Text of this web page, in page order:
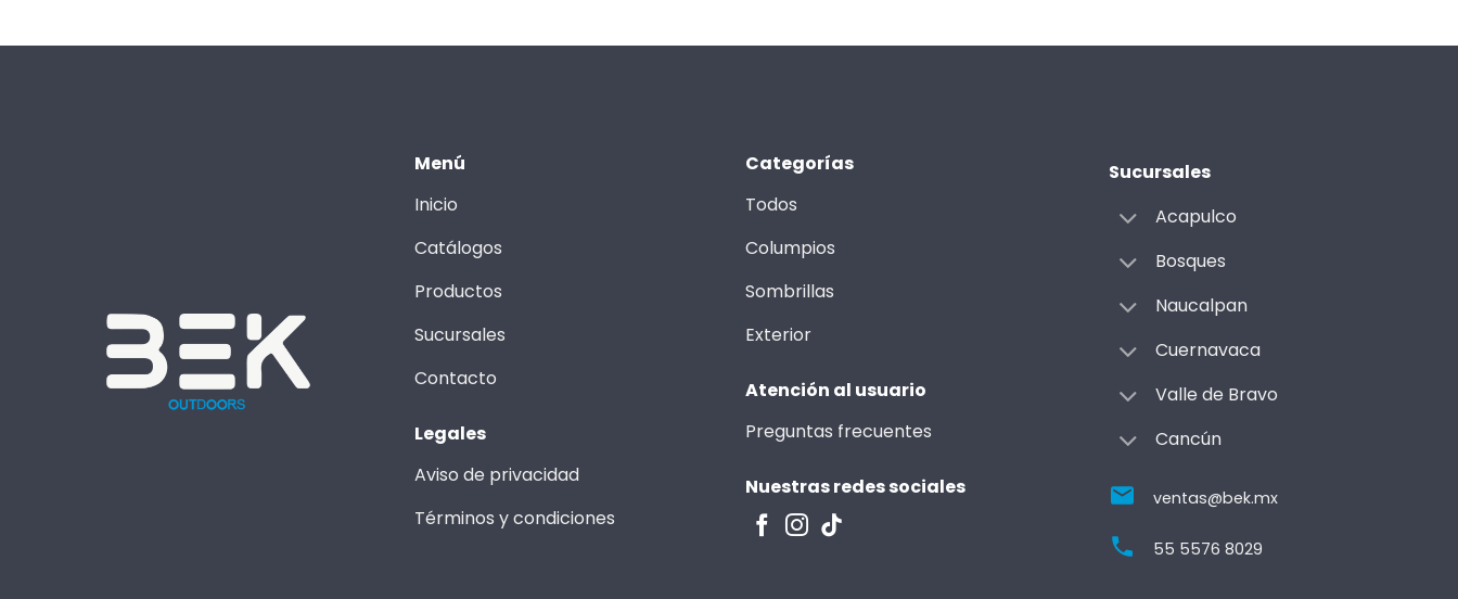
Menú
Inicio
Catálogos
Productos
Sucursales
Contacto
Legales
Aviso de privacidad
Términos y condiciones
Categorías
Todos
Columpios
Sombrillas
Exterior
Atención al usuario
Preguntas frecuentes
Nuestras redes sociales
Sucursales
Acapulco
Bosques
Naucalpan
Cuernavaca
Valle de Bravo
Cancún
ventas@bek.mx
55 5576 8029